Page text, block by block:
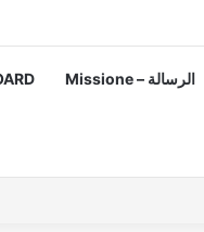
Missione – الرسالة